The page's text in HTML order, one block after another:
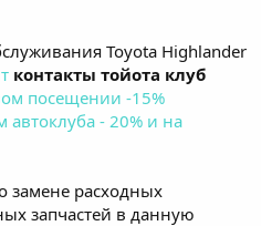
Toyota Highlander
контакты тойота клуб
посещении -15%
автоклуба - 20% и на
замене расходных
запчастей в данную